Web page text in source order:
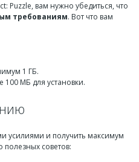
Puzzle, вам нужно убедиться, что
требованиям. Вот что вам
1 ГБ.
100 МБ для установки.
усилиями и получить максимум
полезных советов: